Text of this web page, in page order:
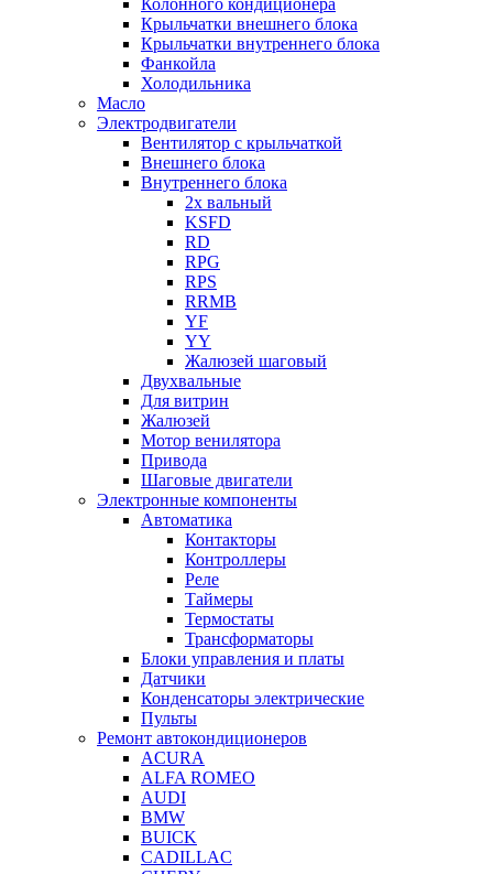
Колонного кондиционера
Крыльчатки внешнего блока
Крыльчатки внутреннего блока
Фанкойла
Холодильника
Масло
Электродвигатели
Вентилятор с крыльчаткой
Внешнего блока
Внутреннего блока
2х вальный
KSFD
RD
RPG
RPS
RRMB
YF
YY
Жалюзей шаговый
Двухвальные
Для витрин
Жалюзей
Мотор венилятора
Привода
Шаговые двигатели
Электронные компоненты
Автоматика
Контакторы
Контроллеры
Реле
Таймеры
Термостаты
Трансформаторы
Блоки управления и платы
Датчики
Конденсаторы электрические
Пульты
Ремонт автокондиционеров
ACURA
ALFA ROMEO
AUDI
BMW
BUICK
CADILLAC